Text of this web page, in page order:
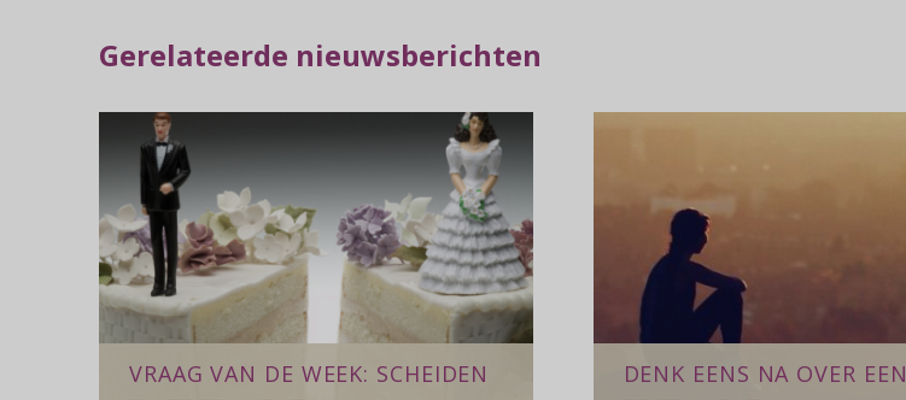
Gerelateerde nieuwsberichten
VRAAG VAN DE WEEK: SCHEIDEN
DENK EENS NA OVER EEN